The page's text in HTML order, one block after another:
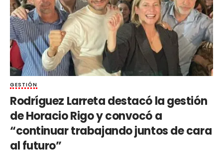
GESTIÓN
Rodríguez Larreta destacó la gestión
de Horacio Rigo y convocó a
“continuar trabajando juntos de cara
al futuro”